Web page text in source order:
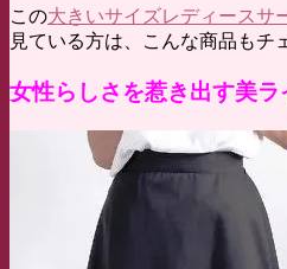
この大きいサイズレディースサ
見ている方は、こんな商品もチ
女性らしさを惹き出す美ラ